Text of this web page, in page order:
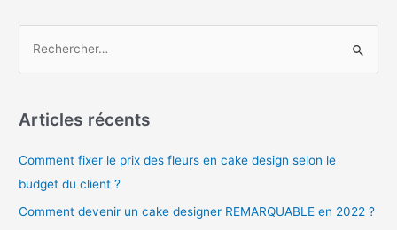
Articles récents
Comment fixer le prix des fleurs en cake design selon le
budget du client ?
Comment devenir un cake designer REMARQUABLE en 2022 ?